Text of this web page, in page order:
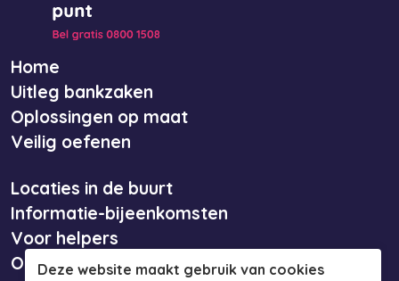
Home
Uitleg bankzaken
Oplossingen op maat
Veilig oefenen
Locaties in de buurt
Informatie-bijeenkomsten
Voor helpers
Over ons
Deze website maakt gebruik van cookies